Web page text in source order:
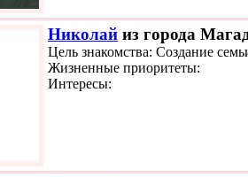
Николай из города
Цель знакомства: Создание
Жизненные приоритеты:
Интересы: